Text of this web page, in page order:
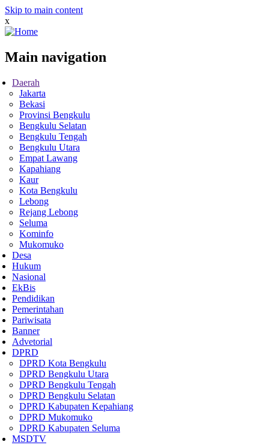
Skip to main content
x
Main navigation
Daerah
Jakarta
Bekasi
Provinsi Bengkulu
Bengkulu Selatan
Bengkulu Tengah
Bengkulu Utara
Empat Lawang
Kapahiang
Kaur
Kota Bengkulu
Lebong
Rejang Lebong
Seluma
Kominfo
Mukomuko
Desa
Hukum
Nasional
EkBis
Pendidikan
Pemerintahan
Pariwisata
Banner
Advetorial
DPRD
DPRD Kota Bengkulu
DPRD Bengkulu Utara
DPRD Bengkulu Tengah
DPRD Bengkulu Selatan
DPRD Kabupaten Kepahiang
DPRD Mukomuko
DPRD Kabupaten Seluma
MSDTV